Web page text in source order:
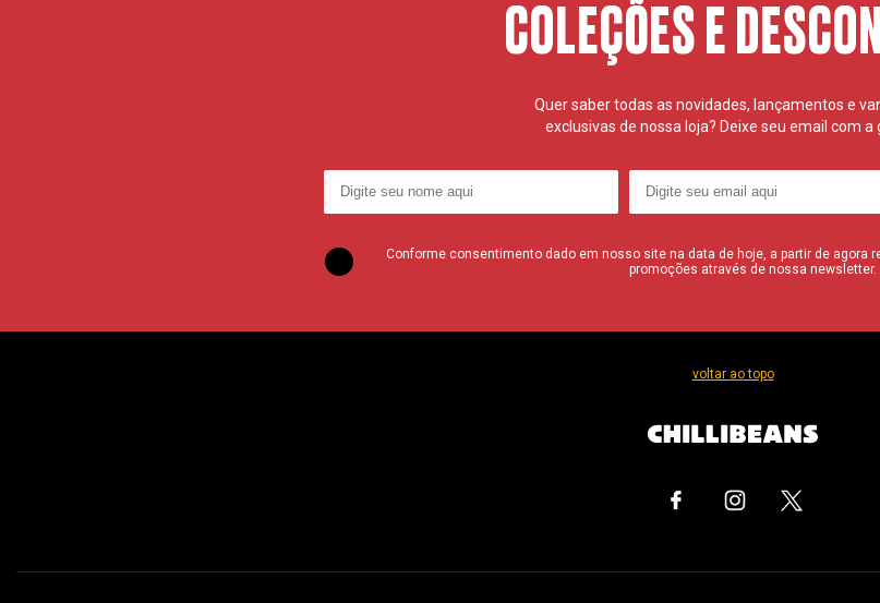
COLEÇÕES E
Quer saber todas as novidades, lançamentos e
exclusivas de nossa loja? Deixe seu email com a
Conforme consentimento dado em nosso site na data de hoje, a partir de agora
promoções através de nossa newsletter.
voltar ao topo